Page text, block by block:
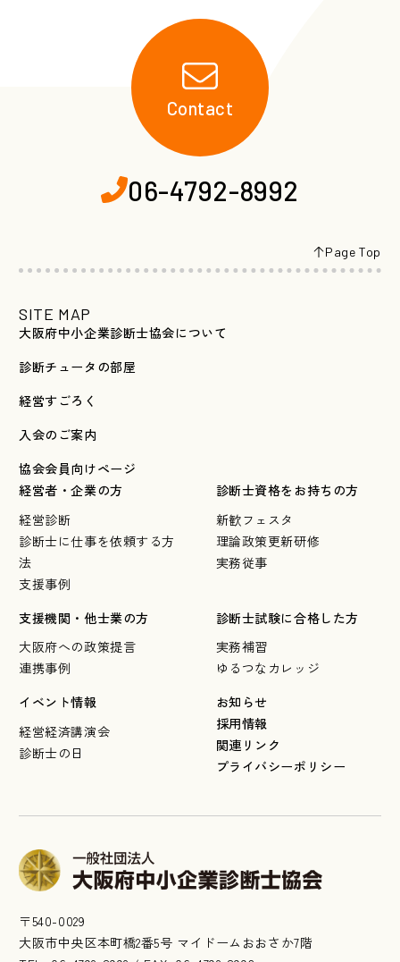
Contact
06-4792-8992
Page Top
SITE MAP
大阪府中小企業診断士協会について
診断チュータの部屋
経営すごろく
入会のご案内
協会会員向けページ
経営者・企業の方
経営診断
診断士に仕事を依頼する方
法
支援事例
診断士資格をお持ちの方
新歓フェスタ
理論政策更新研修
実務従事
支援機関・他士業の方
大阪府への政策提言
連携事例
診断士試験に合格した方
実務補習
ゆるつなカレッジ
イベント情報
経営経済講演会
診断士の日
お知らせ
採用情報
関連リンク
プライバシーポリシー
〒540-0029
大阪市中央区本町橋2番5号 マイドームおおさか7階